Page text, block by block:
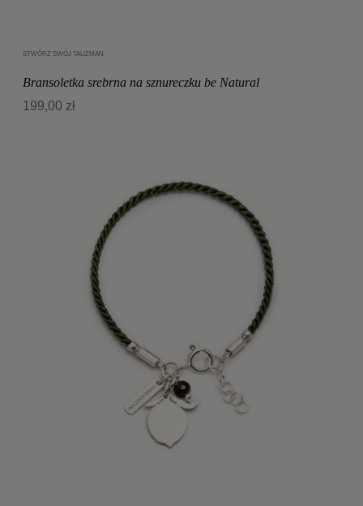
STWÓRZ SWÓJ TALIZMAN
Bransoletka srebrna na sznureczku be Natural
199,00 zł